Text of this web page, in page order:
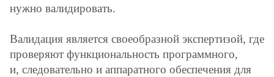
нужно валидировать.
Валидация является своеобразной экспертизой, где
проверяют функциональность программного,
и, следовательно и аппаратного обеспечения для